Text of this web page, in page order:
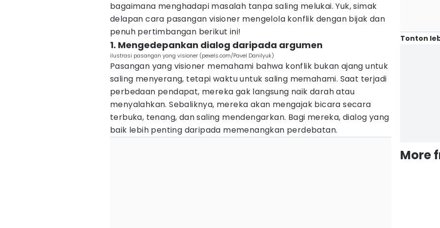
bagaimana menghadapi masalah tanpa saling melukai. Yuk, simak
delapan cara pasangan visioner mengelola konflik dengan bijak dan
penuh pertimbangan berikut ini!
1. Mengedepankan dialog daripada argumen
ilustrasi pasangan yang visioner (pexels.com/Pavel Danilyuk)
Pasangan yang visioner memahami bahwa konflik bukan ajang untuk
saling menyerang, tetapi waktu untuk saling memahami. Saat terjadi
perbedaan pendapat, mereka gak langsung naik darah atau
menyalahkan. Sebaliknya, mereka akan mengajak bicara secara
terbuka, tenang, dan saling mendengarkan. Bagi mereka, dialog yang
baik lebih penting daripada memenangkan perdebatan.
Tonton
More